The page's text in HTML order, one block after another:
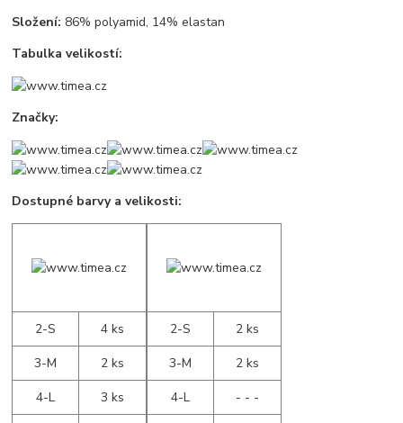
Složení: 86% polyamid, 14% elastan
Tabulka velikostí:
Značky:
Dostupné barvy a velikosti:
2-S
4 ks
3-M
2 ks
4-L
3 ks
2-S
2 ks
3-M
2 ks
4-L
- - -